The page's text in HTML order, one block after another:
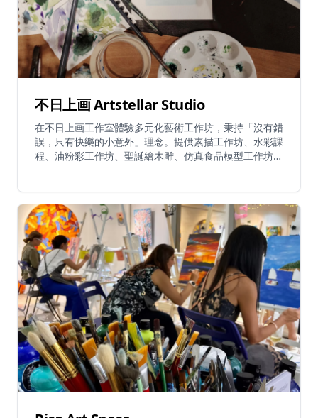
不日上画 Artstellar Studio
在不日上画工作室體驗多元化藝術工作坊，秉持「沒有錯
誤，只有快樂的小意外」理念。提供素描工作坊、水彩課
程、油粉彩工作坊、聖誕繪木雕、仿真食品模型工作坊，
供2025年水彩基礎班恒常課程，讓學員沉浸於創意體
驗。所有課程適合初學者至資深創作者，提供所需材料。
可製作節日明信片、新年招財貓、傳統繪馬許願牌及逼真
食物模型。工作室提供舒適環境，讓繁忙都市人逃離日
常，探索藝術創意與自我發現。